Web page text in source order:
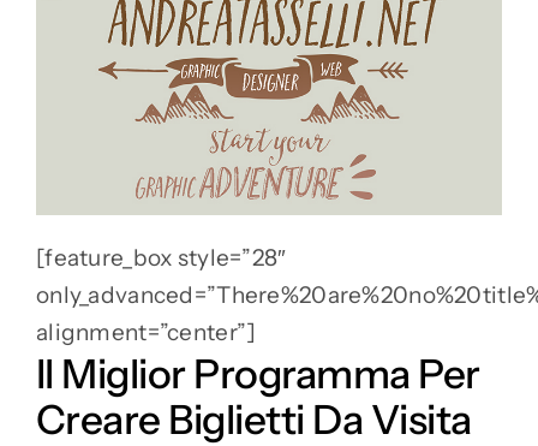
[feature_box style=”28″
alignment=”center”]
Il Miglior Programma Per
Creare Biglietti Da Visita